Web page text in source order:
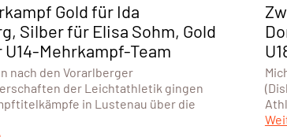
Gold für Ida
Silber für Elisa Sohm, Gold
Mehrkampf-Team
nach den Vorarlberger
der Leichtathletik gingen
in Lustenau über die